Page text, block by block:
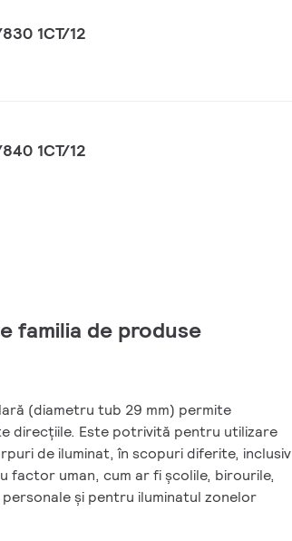
1CT/12
1CT/12
familia de produse
(diametru tub 29 mm) permite
direcţiile. Este potrivită pentru utilizare
de iluminat, în scopuri diferite, inclusiv
factor uman, cum ar fi şcolile, birourile,
şi pentru iluminatul zonelor